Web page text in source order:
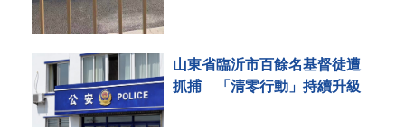
山東省臨沂市百餘名基督徒遭
抓捕 「清零行動」持續升級